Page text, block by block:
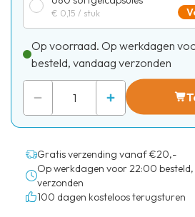
€ 0,15 / stuk
Op voorraad. Op werkdagen
besteld, vandaag verzonden
Gratis verzending vanaf €20,-
Op werkdagen voor 22:00
verzonden
100 dagen kosteloos terugsturen